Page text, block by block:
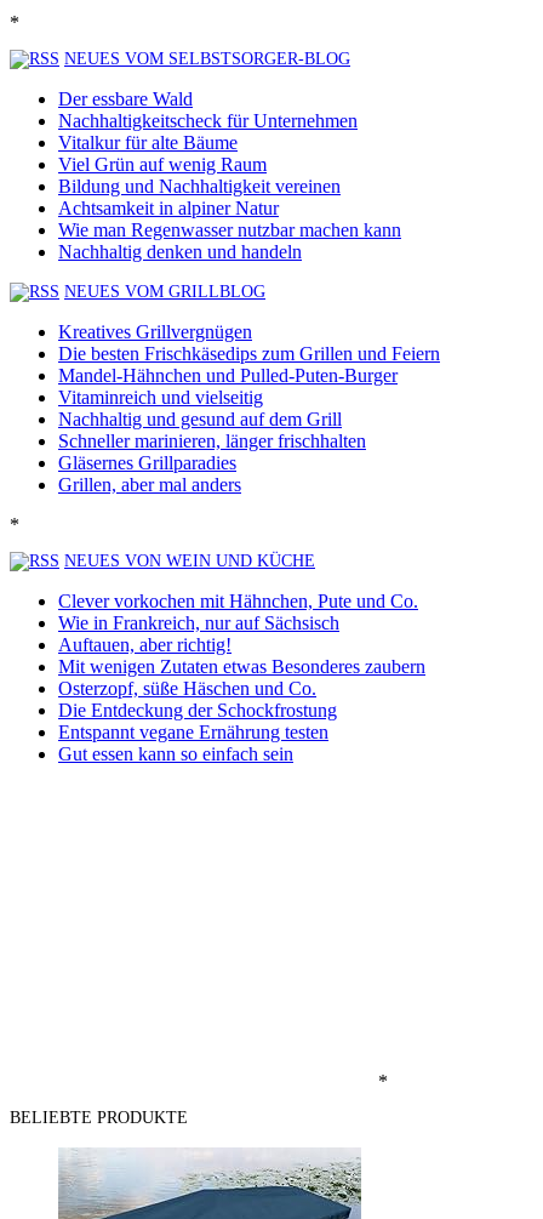
*
NEUES VOM SELBSTSORGER-BLOG
Der essbare Wald
Nachhaltigkeitscheck für Unternehmen
Vitalkur für alte Bäume
Viel Grün auf wenig Raum
Bildung und Nachhaltigkeit vereinen
Achtsamkeit in alpiner Natur
Wie man Regenwasser nutzbar machen kann
Nachhaltig denken und handeln
NEUES VOM GRILLBLOG
Kreatives Grillvergnügen
Die besten Frischkäsedips zum Grillen und Feiern
Mandel-Hähnchen und Pulled-Puten-Burger
Vitaminreich und vielseitig
Nachhaltig und gesund auf dem Grill
Schneller marinieren, länger frischhalten
Gläsernes Grillparadies
Grillen, aber mal anders
*
NEUES VON WEIN UND KÜCHE
Clever vorkochen mit Hähnchen, Pute und Co.
Wie in Frankreich, nur auf Sächsisch
Auftauen, aber richtig!
Mit wenigen Zutaten etwas Besonderes zaubern
Osterzopf, süße Häschen und Co.
Die Entdeckung der Schockfrostung
Entspannt vegane Ernährung testen
Gut essen kann so einfach sein
*
BELIEBTE PRODUKTE